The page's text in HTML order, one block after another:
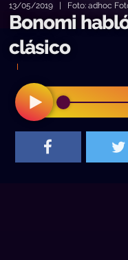
13/05/2019 | Foto: adhoc
Bonomi
clásico